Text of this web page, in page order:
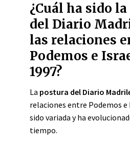
¿Cuál ha sido
del Diario
las relaciones
Podemos e
1997?
La postura del Diario
relaciones entre Podemos e
sido variada y ha
tiempo.